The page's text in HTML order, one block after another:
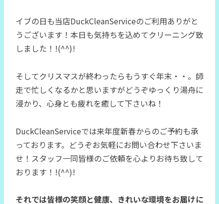
イブの日も当店DuckCleanServiceのご利用ありがと
うございます！本日も気持ちを込めてクリーニング致
しました！!(^^)!
そしてクリスマスが終わったらもうすぐ年末・・。師
走で忙しくなるかと思いますがどうぞゆっくり湯舟に
浸かり、心身とも疲れを癒して下さいね！
DuckCleanServiceでは来年度新春からのご予約も承
っております。どうぞお気軽にお問い合わせ下さいま
せ！スタッフ一同皆様のご依頼を心よりお待ち致して
おります！!(^^)!
それでは皆様の笑顔と健康、きれいな環境をお届けに